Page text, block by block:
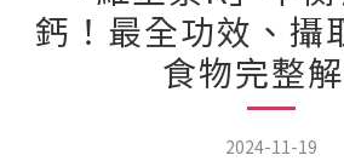
鈣！最全功效、攝
食物完整
2024-11-19